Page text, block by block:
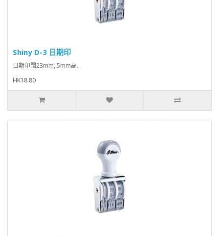
Shiny D-3 日期印
日期印闊23mm, 5mm高..
HK18.80